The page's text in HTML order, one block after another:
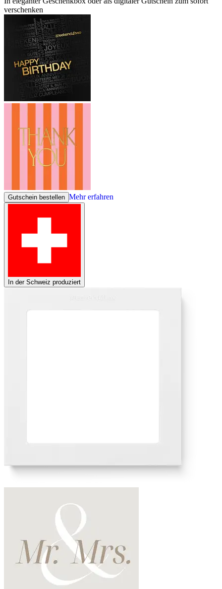
verschenken
Gutschein bestellen Mehr erfahren
In der Schweiz produziert